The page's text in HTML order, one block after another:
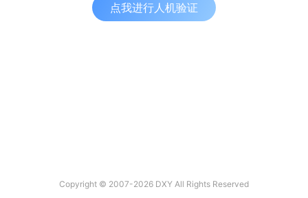
点我进行人机验证
Copyright © 2007-2026 DXY All Rights Reserved